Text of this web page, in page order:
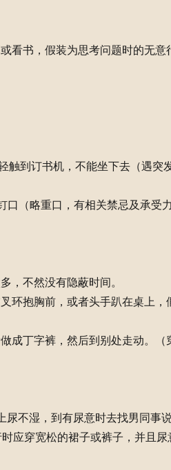
看书，假装为思考问题时的无意
触到订书机，不能坐下去（遇突
口（略重口，有相关禁忌及承受力
，不然没有隐蔽时间。
环抱胸前，或者头手趴在桌上，
成丁字裤，然后到别处走动。（
尿不湿，到有尿意时去找男同事
应穿宽松的裙子或裤子，并且尿